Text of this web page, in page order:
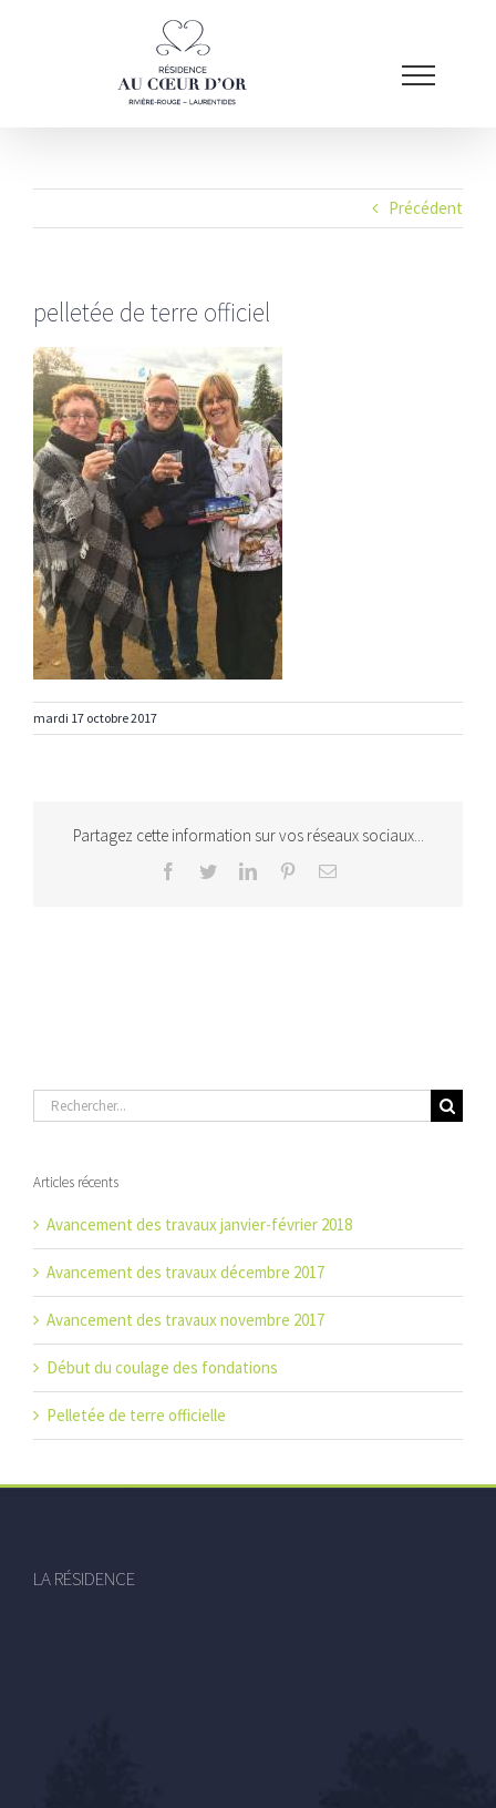
Précédent
pelletée de terre officiel
mardi 17 octobre 2017
Partagez cette information sur vos réseaux sociaux...
Facebook
TwitterLinkedInPinterestEmail
Rechercher:
Articles récents
Avancement des travaux janvier-février 2018
Avancement des travaux décembre 2017
Avancement des travaux novembre 2017
Début du coulage des fondations
Pelletée de terre officielle
LA RÉSIDENCE